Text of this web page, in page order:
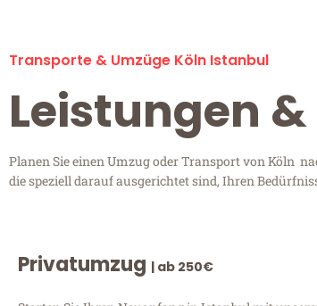
Transporte & Umzüge Köln Istanbul
Leistungen
Planen Sie einen Umzug oder Transport von Köln
die speziell darauf ausgerichtet sind, Ihren
Privatumzug | ab 250€